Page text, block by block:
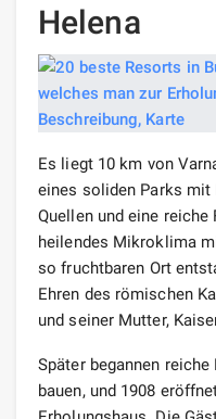
Helena
Es liegt 10 km von
eines soliden Parks mit
Quellen und eine
heilendes Mikroklima
so fruchtbaren Ort
Ehren des römischen
und seiner Mutter,
Später begannen
bauen, und 1908